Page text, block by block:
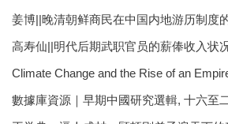
姜博||晚清朝鲜商民在中国内地游历制度
高寿仙||明代后期武职官员的薪俸收入状
Climate Change and the Rise of an
數據庫資源｜早期中國研究選輯, 十六至